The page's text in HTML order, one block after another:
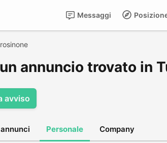
Messaggi
annuncio trovato in
avviso
Personale Company